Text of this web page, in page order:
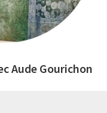
Aude Gourichon